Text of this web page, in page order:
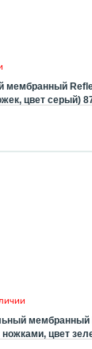
мембранный
цвет серый)
мембранный
цвет